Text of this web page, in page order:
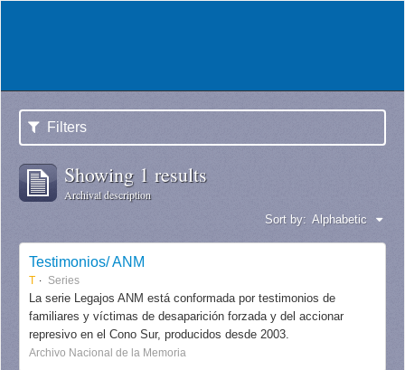
Filters
Showing 1 results
Archival description
Sort by: Alphabetic
Testimonios/ ANM
T Series
La serie Legajos ANM está conformada por testimonios de
familiares y víctimas de desaparición forzada y del accionar
represivo en el Cono Sur, producidos desde 2003.
Archivo Nacional de la Memoria